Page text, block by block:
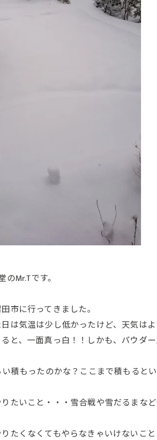
Mr.Tです。
市に行ってきました。
は気温は少し低かったけど、天気は
と、一面真っ白！！しかも、パウダ
積もったのかな？ここまで積もるとい
たいこと・・・雪合戦や雪だるまな
たくなくてもやらなきゃいけないこと